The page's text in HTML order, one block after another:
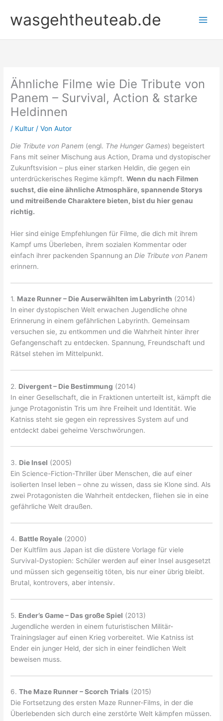
Inhalt
springen
wasgehtheuteab.de
Ähnliche Filme wie Die Tribute von
Panem – Survival, Action & starke
Heldinnen
/ Kultur / VonAutor
Die Tribute von Panem (engl. The Hunger Games) begeistert
Fans mit seiner Mischung aus Action, Drama und dystopischer
Zukunftsvision – plus einer starken Heldin, die gegen ein
unterdrückerisches Regime kämpft.Wenn du nach Filmen
suchst, die eine ähnliche Atmosphäre, spannende Storys
und mitreißende Charaktere bieten, bist du hier genau
richtig.
Hier sind einige Empfehlungen für Filme, die dich mit ihrem
Kampf ums Überleben, ihrem sozialen Kommentar oder
einfach ihrer packenden Spannung an Die Tribute von Panem
erinnern.
1. Maze Runner – Die Auserwählten im Labyrinth (2014)
In einer dystopischen Welt erwachen Jugendliche ohne
Erinnerung in einem gefährlichen Labyrinth. Gemeinsam
versuchen sie, zu entkommen und die Wahrheit hinter ihrer
Gefangenschaft zu entdecken. Spannung, Freundschaft und
Rätsel stehen im Mittelpunkt.
2. Divergent – Die Bestimmung (2014)
In einer Gesellschaft, die in Fraktionen unterteilt ist, kämpft die
junge Protagonistin Tris um ihre Freiheit und Identität. Wie
Katniss steht sie gegen ein repressives System auf und
entdeckt dabei geheime Verschwörungen.
3. Die Insel (2005)
Ein Science-Fiction-Thriller über Menschen, die auf einer
isolierten Insel leben – ohne zu wissen, dass sie Klone sind. Als
zwei Protagonisten die Wahrheit entdecken, fliehen sie in eine
gefährliche Welt draußen.
4. Battle Royale (2000)
Der Kultfilm aus Japan ist die düstere Vorlage für viele
Survival-Dystopien: Schüler werden auf einer Insel ausgesetzt
und müssen sich gegenseitig töten, bis nur einer übrig bleibt.
Brutal, kontrovers, aber intensiv.
5. Ender’s Game – Das große Spiel (2013)
Jugendliche werden in einem futuristischen Militär-
Trainingslager auf einen Krieg vorbereitet. Wie Katniss ist
Ender ein junger Held, der sich in einer feindlichen Welt
beweisen muss.
6.The Maze Runner – Scorch Trials (2015)
Die Fortsetzung des ersten Maze Runner-Films, in der die
Überlebenden sich durch eine zerstörte Welt kämpfen müssen.